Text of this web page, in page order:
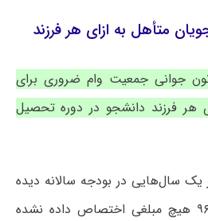
متأهل به ازای هر فرزند
جوانی جمعیت وام ضروری برای
هر فرزند دانشجو در دوره تحصیل
یک سال‌هایی در بودجه سالانه دیده
می‌شد متأسفانه از سال ۹۶ هیچ مبلغی اختصاص داده نشده